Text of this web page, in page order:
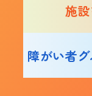
施
障がい者